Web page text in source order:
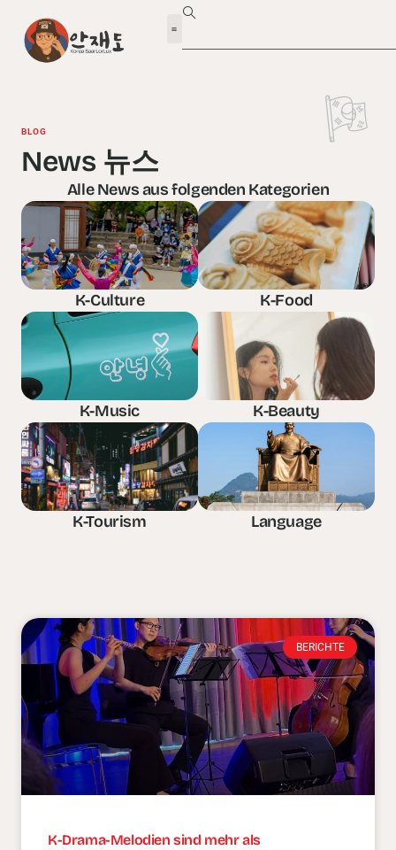
BLOG
News 뉴스
Alle News aus folgenden Kategorien
K-Culture K-Food
K-Music K-Beauty
K-Tourism Language
BERICHTE
K-Drama-Melodien sind mehr als